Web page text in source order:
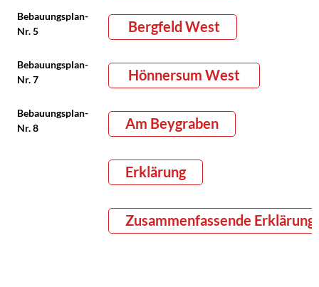
Bebauungsplan-
Nr. 5
Bergfeld West
Bebauungsplan-
Nr. 7
Hönnersum West
Bebauungsplan-
Nr. 8
Am Beygraben
Erklärung
Zusammenfassende Erklärung